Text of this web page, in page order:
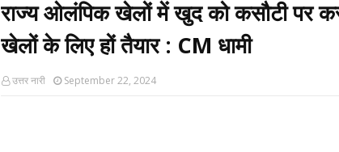
राज्य ओलंपिक खेलों में खुद को कसौटी पर कस
खेलों के लिए हों तैयार : CM धामी
उत्तर नारी September 22, 2024